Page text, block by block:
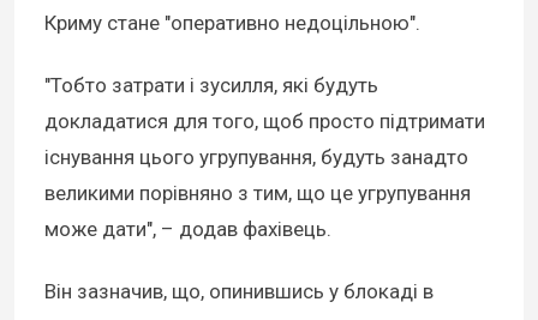
Криму стане "оперативно недоцільною".
"Тобто затрати і зусилля, які будуть
докладатися для того, щоб просто підтримати
існування цього угрупування, будуть занадто
великими порівняно з тим, що це угрупування
може дати", – додав фахівець.
Він зазначив, що, опинившись у блокаді в